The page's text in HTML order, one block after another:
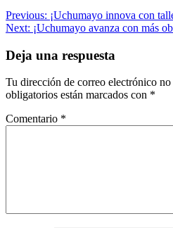
Navegación
de
entradas
Previous: ¡Uchumayo innova con
Next: ¡Uchumayo avanza con más
Deja una respuesta
Tu dirección de correo electrónico no
obligatorios están marcados con *
Comentario *